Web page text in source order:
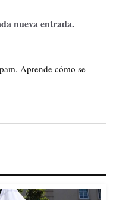
nueva entrada.
Aprende cómo se